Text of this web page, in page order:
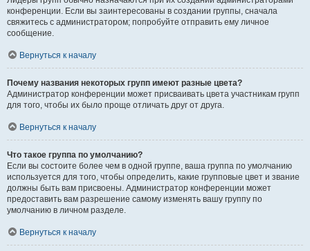
конференции. Если вы заинтересованы в создании группы, сначала
свяжитесь с администратором; попробуйте отправить ему личное
сообщение.
Вернуться к началу
Почему названия некоторых групп имеют разные цвета?
Администратор конференции может присваивать цвета участникам групп
для того, чтобы их было проще отличать друг от друга.
Вернуться к началу
Что такое группа по умолчанию?
Если вы состоите более чем в одной группе, ваша группа по умолчанию
используется для того, чтобы определить, какие групповые цвет и звание
должны быть вам присвоены. Администратор конференции может
предоставить вам разрешение самому изменять вашу группу по
умолчанию в личном разделе.
Вернуться к началу